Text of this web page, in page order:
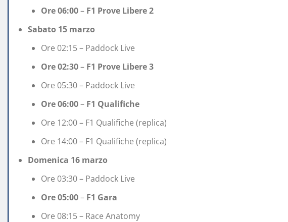
Ore 06:00– F1 Prove Libere 2
Sabato 15 marzo
Ore 02:15 – Paddock Live
Ore 02:30– F1 Prove Libere 3
Ore 05:30 – Paddock Live
Ore 06:00– F1 Qualifiche
Ore 12:00 – F1 Qualifiche (replica)
Ore 14:00 – F1 Qualifiche (replica)
Domenica 16 marzo
Ore 03:30 – Paddock Live
Ore 05:00– F1 Gara
Ore 08:15 – Race Anatomy